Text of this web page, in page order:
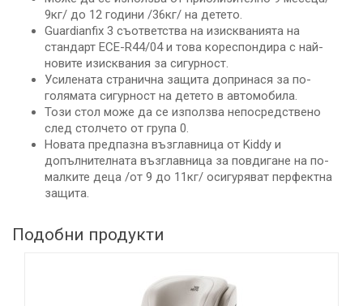
9кг/ до 12 години /36кг/ на детето.
Guardianfix 3 съответства на изискванията на
стандарт ECE-R44/04 и това кореспондира с най-
новите изисквания за сигурност.
Усилената странична защита допринася за по-
голямата сигурност на детето в автомобила.
Този стол може да се използва непосредствено
след столчето от група 0.
Новата предпазна възглавница от Kiddy и
допълнителната възглавница за повдигане на по-
малките деца /от 9 до 11кг/ осигуряват перфектна
защита.
Подобни продукти